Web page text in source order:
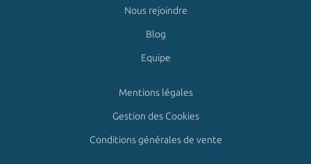
Nous rejoindre
Blog
Equipe
Mentions légales
Gestion des Cookies
Conditions générales de vente